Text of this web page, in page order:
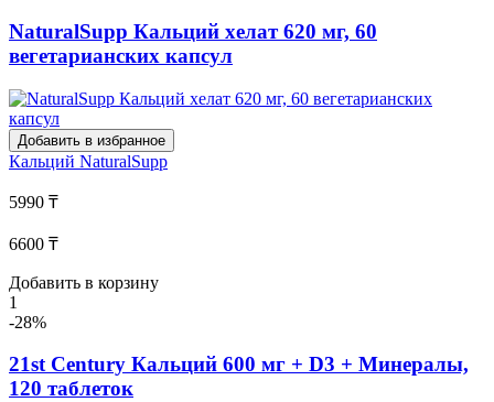
NaturalSupp Кальций хелат 620 мг, 60
вегетарианских капсул
Добавить в избранное
Кальций NaturalSupp
5990 ₸
6600 ₸
Добавить в корзину
1
-28%
21st Century Кальций 600 мг + D3 + Минералы,
120 таблеток